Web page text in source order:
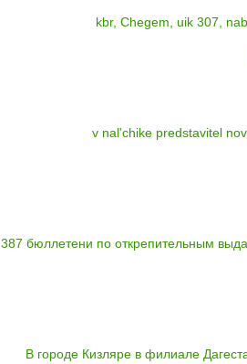
kbr, Chegem, uik 307,
v nal'chike predstavitel
387 бюллетени по открепительным
В городе Кизляре в филиале